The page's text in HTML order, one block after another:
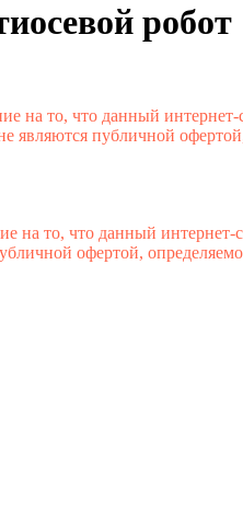
робот
на то, что данный
являются публичной
на то, что данный
офертой,